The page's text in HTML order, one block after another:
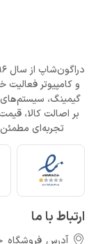
و کامپیوتر
گیمینگ، سیستم‌های
بر اصالت کالا،
تجربه‌ای مطمئن
ارتباط با ما
آدرس فروشگاه